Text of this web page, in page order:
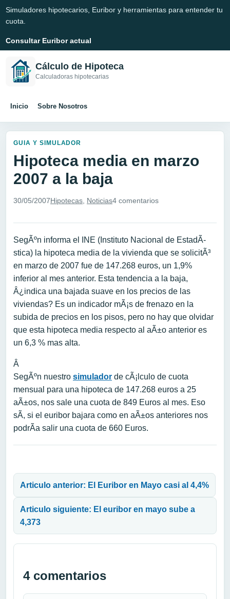
Simuladores hipotecarios, Euribor y herramientas para entender tu
cuota.
Consultar Euribor actual
Cálculo de Hipoteca
Calculadoras hipotecarias
Inicio Sobre Nosotros
GUIA Y SIMULADOR
Hipoteca media en marzo
2007 a la baja
30/05/2007Hipotecas Noticias4 comentarios
SegÃºn informa el INE (Instituto Nacional de EstadÃ­
stica) la hipoteca media de la vivienda que se solicitÃ³
en marzo de 2007 fue de 147.268 euros, un 1,9%
inferior al mes anterior. Esta tendencia a la baja,
Â¿indica una bajada suave en los precios de las
viviendas? Es un indicador mÃ¡s de frenazo en la
subida de precios en los pisos, pero no hay que olvidar
que esta hipoteca media respecto al aÃ±o anterior es
un 6,3 % mas alta.
Â
SegÃºn nuestro simulador de cÃ¡lculo de cuota
mensual para una hipoteca de 147.268 euros a 25
aÃ±os, nos sale una cuota de 849 Euros al mes. Eso
sÃ­, si el euribor bajara como en aÃ±os anteriores nos
podrÃ­a salir una cuota de 660 Euros.
Articulo anterior: El Euribor en Mayo casi al 4,4%
Articulo siguiente: El euribor en mayo sube a
4,373
4 comentarios